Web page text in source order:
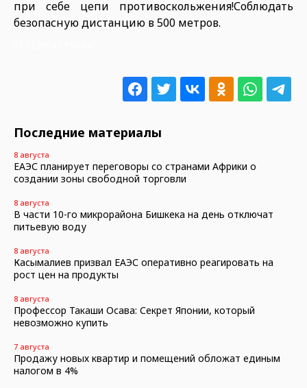
при себе цепи противоскольжения!Соблюдать
безопасную дистанцию в 500 метров.
Последние материалы
8 августа
ЕАЭС планирует переговоры со странами Африки о
создании зоны свободной торговли
8 августа
В части 10-го микрорайона Бишкека на день отключат
питьевую воду
8 августа
Касымалиев призвал ЕАЭС оперативно реагировать на
рост цен на продукты
8 августа
Профессор Такаши Осава: Секрет Японии, который
невозможно купить
7 августа
Продажу новых квартир и помещений обложат единым
налогом в 4%